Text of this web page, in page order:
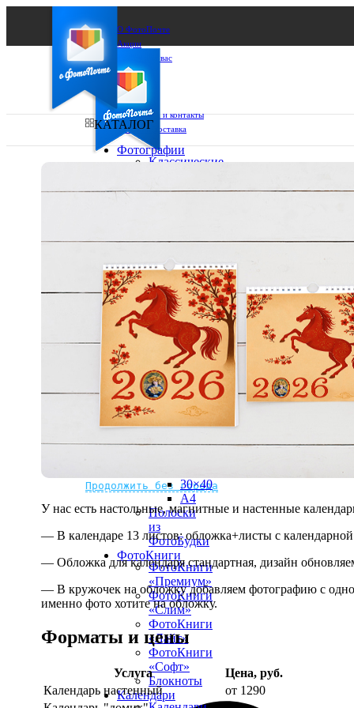
О ФотоПочте
Акции
Сделаем за вас
Бизнесу
FAQ
Франшиза
Поддержка и контакты
Оплата и доставка
Продолжить без города
КАТАЛОГ
Фотографии
Классические
10х10
15х20
20х30
30х30
30х40
А4
Фото
рамке
10х10
10×15
13×18
15×15
15×20
20×20
30×40
A4
Полоски
из
ФотоБудки
ФотоКниги
ФотоКниги
«Премиум»
ФотоКниги
«Слим»
ФотоКниги
«Лайт»
ФотоКниги
«Софт»
Блокноты
Календари
У нас есть настольные, магнитные и настенные
— В календаре 13 листов: обложка+листы с календарной
— Обложка для календаря стандартная, дизайн
— В кружочек на обложку добавляем фотографию с
именно фото хотите на обложку.
Форматы и цены
Услуга
Цена, руб.
Календарь настенный
от 1290